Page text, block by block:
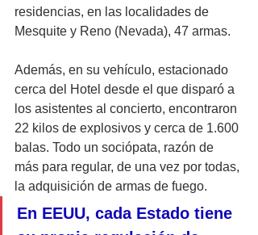
residencias, en las localidades de
Mesquite y Reno (Nevada), 47 armas.
Además, en su vehículo, estacionado
cerca del Hotel desde el que disparó a
los asistentes al concierto, encontraron
22 kilos de explosivos y cerca de 1.600
balas. Todo un sociópata, razón de
más para regular, de una vez por todas,
la adquisición de armas de fuego.
En EEUU, cada Estado tiene